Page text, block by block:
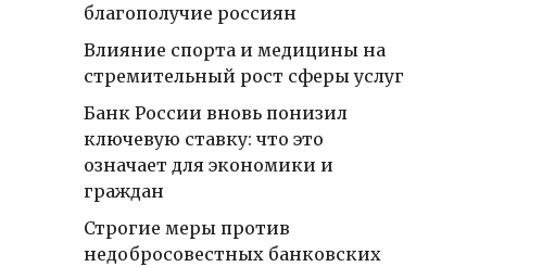
благополучие россиян
Влияние спорта и медицины на
стремительный рост сферы услуг
Банк России вновь понизил
ключевую ставку: что это
означает для экономики и
граждан
Строгие меры против
недобросовестных банковских